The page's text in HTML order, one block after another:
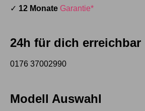
✓ 12 Monate Garantie*
24h für dich erreichbar
0176 37002990
Modell Auswahl